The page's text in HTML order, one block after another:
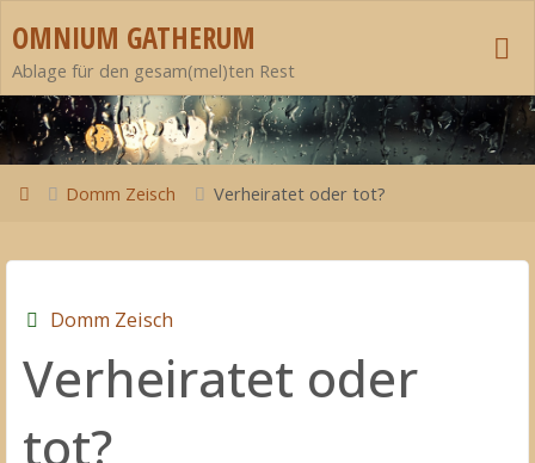
Inhalt
springen
OMNIUM GATHERUM
Ablage für den gesam(mel)ten Rest
StartDomm Zeisch Verheiratet oder tot?
Domm Zeisch
Verheiratet oder
tot?